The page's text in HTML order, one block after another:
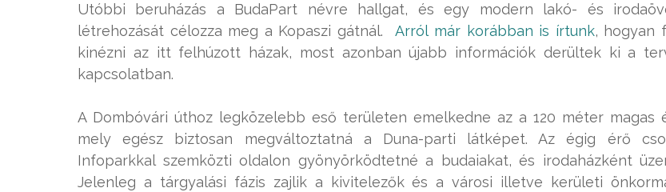
Utóbbi beruházás a BudaPart névre hallgat, és egy modern lakó- és
létrehozását célozza meg a Kopaszi gátnál.Arról már korábban is írtunk, hogyan
kinézni az itt felhúzott házak, most azonban újabb információk derültek ki a
kapcsolatban.
A Dombóvári úthoz legközelebb eső területen emelkedne az a 120 méter magas
mely egész biztosan megváltoztatná a Duna-parti látképet. Az égig érő
Infoparkkal szemközti oldalon gyönyörködtetné a budaiakat, és irodaházként
Jelenleg a tárgyalási fázis zajlik a kivitelezők és a városi illetve kerületi